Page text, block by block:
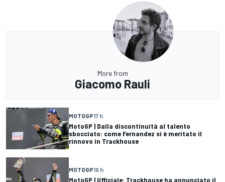
More from
Giacomo Rauli
MOTOGP17 h
MotoGP | Dalla discontinuità al talento
sbocciato: come Fernandez si è meritato il
rinnovo in Trackhouse
MOTOGP19 h
MotoGP | Ufficiale: Trackhouse ha annunciato il